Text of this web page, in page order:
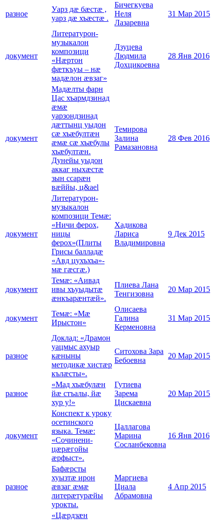
разное
Уарз дæ бæстæ ,
уарз дæ хъæстæ .
Бичегкуева
Неля
Лазаревна
31 Мар 2015
документ
Литературон-
музыкалон
композици
«Нæртон
фæткъуы – нæ
мадæлон æвзаг»
Дзуцева
Людмила
Дохцикоевна
28 Янв 2016
документ
Мадæлты фарн
Цас хъармдзинад
æмæ
уарзондзинад
дæттынц уыдон
сæ хъæбултæн
æмæ сæ хъæбулы
хъæбултæн.
Дунейы уыдон
аккаг ныхæстæ
зын ссарæн
вæййы, ц&ael
Темирова
Залина
Рамазановна
28 Фев 2016
документ
Литературон-
музыкалон
композици Темæ:
«Ничи ферох,
ницы
ферох»(Плиты
Грисы балладæ
«Авд цухъхъа»-
мæ гæсгæ.)
Хадикова
Лариса
Владимировна
9 Дек 2015
документ
Темæ: «Аивад
ивы хъуыдытæ
æнкъарæнтæй».
Плиева Лана
Тенгизовна
20 Мар 2015
документ
Темæ: «Мæ
Ирыстон»
Олисаева
Галина
Керменовна
31 Мар 2015
разное
Доклад: «Драмон
уацмыс ахуыр
кæныны
методикæ хистæр
кълæсты».
Ситохова Зара
Бебоевна
20 Мар 2015
разное
«Мад хъæбулæн
йæ стъалы, йæ
хур у!»
Гутиева
Зарема
Цискаевна
20 Мар 2015
документ
Конспект к уроку
осетинского
языка. Темæ:
«Сочинени-
цæрæгойы
æрфыст».
Цаллагова
Марина
Сосланбековна
16 Янв 2016
разное
Бафæрсты
хуызтæ ирон
æвзаг æмæ
литерæтурæйы
урокты.
Маргиева
Циала
Абрамовна
4 Апр 2015
«Цæрдзæн